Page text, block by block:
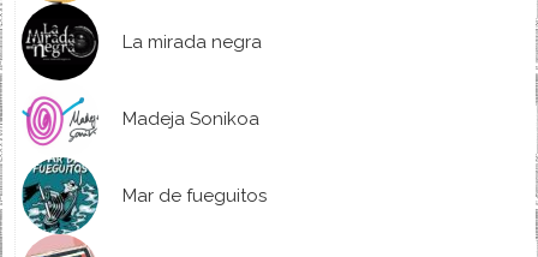
La mirada negra
Madeja Sonikoa
Mar de fueguitos